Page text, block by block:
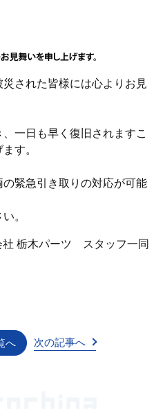
された皆様には心よりお見
一日も早く復旧されますこ
す。
緊急引き取りの対応が可能
。
社 栃木パーツ スタッフ一同
へ 次の記事へ